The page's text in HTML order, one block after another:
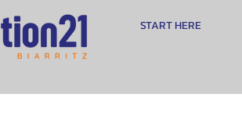
START HERE